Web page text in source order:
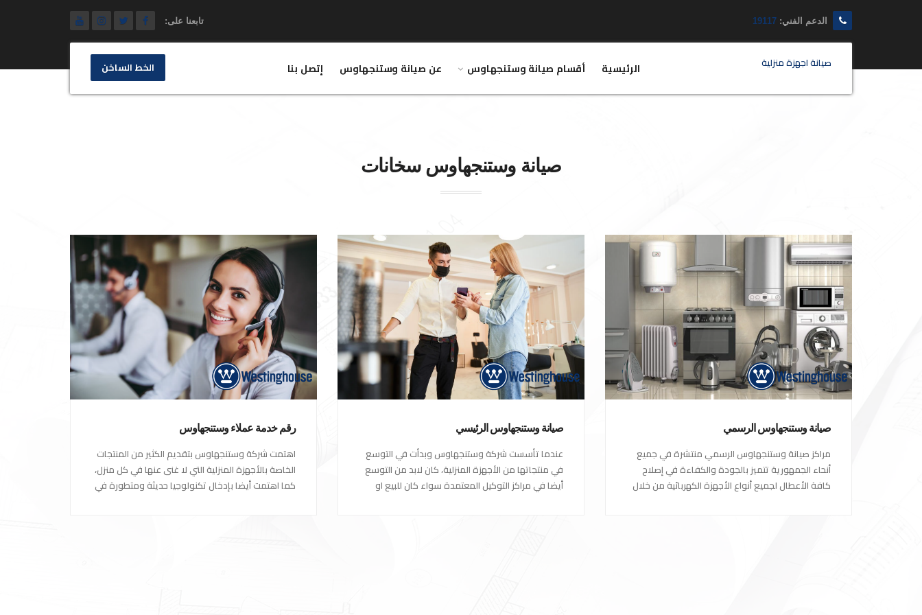
الدعم الفني: 19117 تابعنا على:
صيانة اجهزة منزلية الرئيسية أقسام صيانة وستنجهاوس عن صيانة وستنجهاوس إتصل بنا الخط الساخن
صيانة وستنجهاوس سخانات
صيانة وستنجهاوس الرسمي
مراكز صيانة وستنجهاوس الرسمي منتشرة في جميع
أنحاء الجمهورية تتميز بالجودة والكفاءة في إصلاح
كافة الأعطال لجميع أنواع الأجهزة الكهربائية من خلال
صيانة وستنجهاوس الرئيسي
عندما تأسست شركة وستنجهاوس وبدأت في التوسع
في منتجاتها من الأجهزة المنزلية، كان لابد من التوسع
أيضا في مراكز التوكيل المعتمدة سواء كان للبيع او
رقم خدمة عملاء وستنجهاوس
اهتمت شركة وستنجهاوس بتقديم الكثير من المنتجات
الخاصة بالأجهزة المنزلية التي لا غنى عنها في كل منزل،
كما اهتمت أيضا بإدخال تكنولوجيا حديثة ومتطورة في